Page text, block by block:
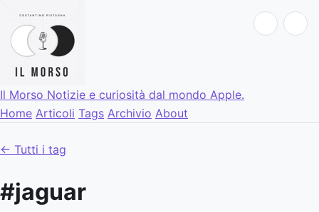
Il Morso Notizie e curiosità dal mondo Apple.
Home Articoli Tags Archivio About
← Tutti i tag
#jaguar